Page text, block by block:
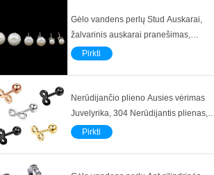
Gėlo vandens perlų Stud Auskarai,
žalvarinis auskarai pranešimas,
Mygtukas, natūralus, skirtingo dydžio
Pirkti
Nerūdijančio plieno Ausies vėrimas
Juvelyrika, 304 Nerūdijantis plienas,
Numeris 8, Bižuterijos & unisex,
Pirkti